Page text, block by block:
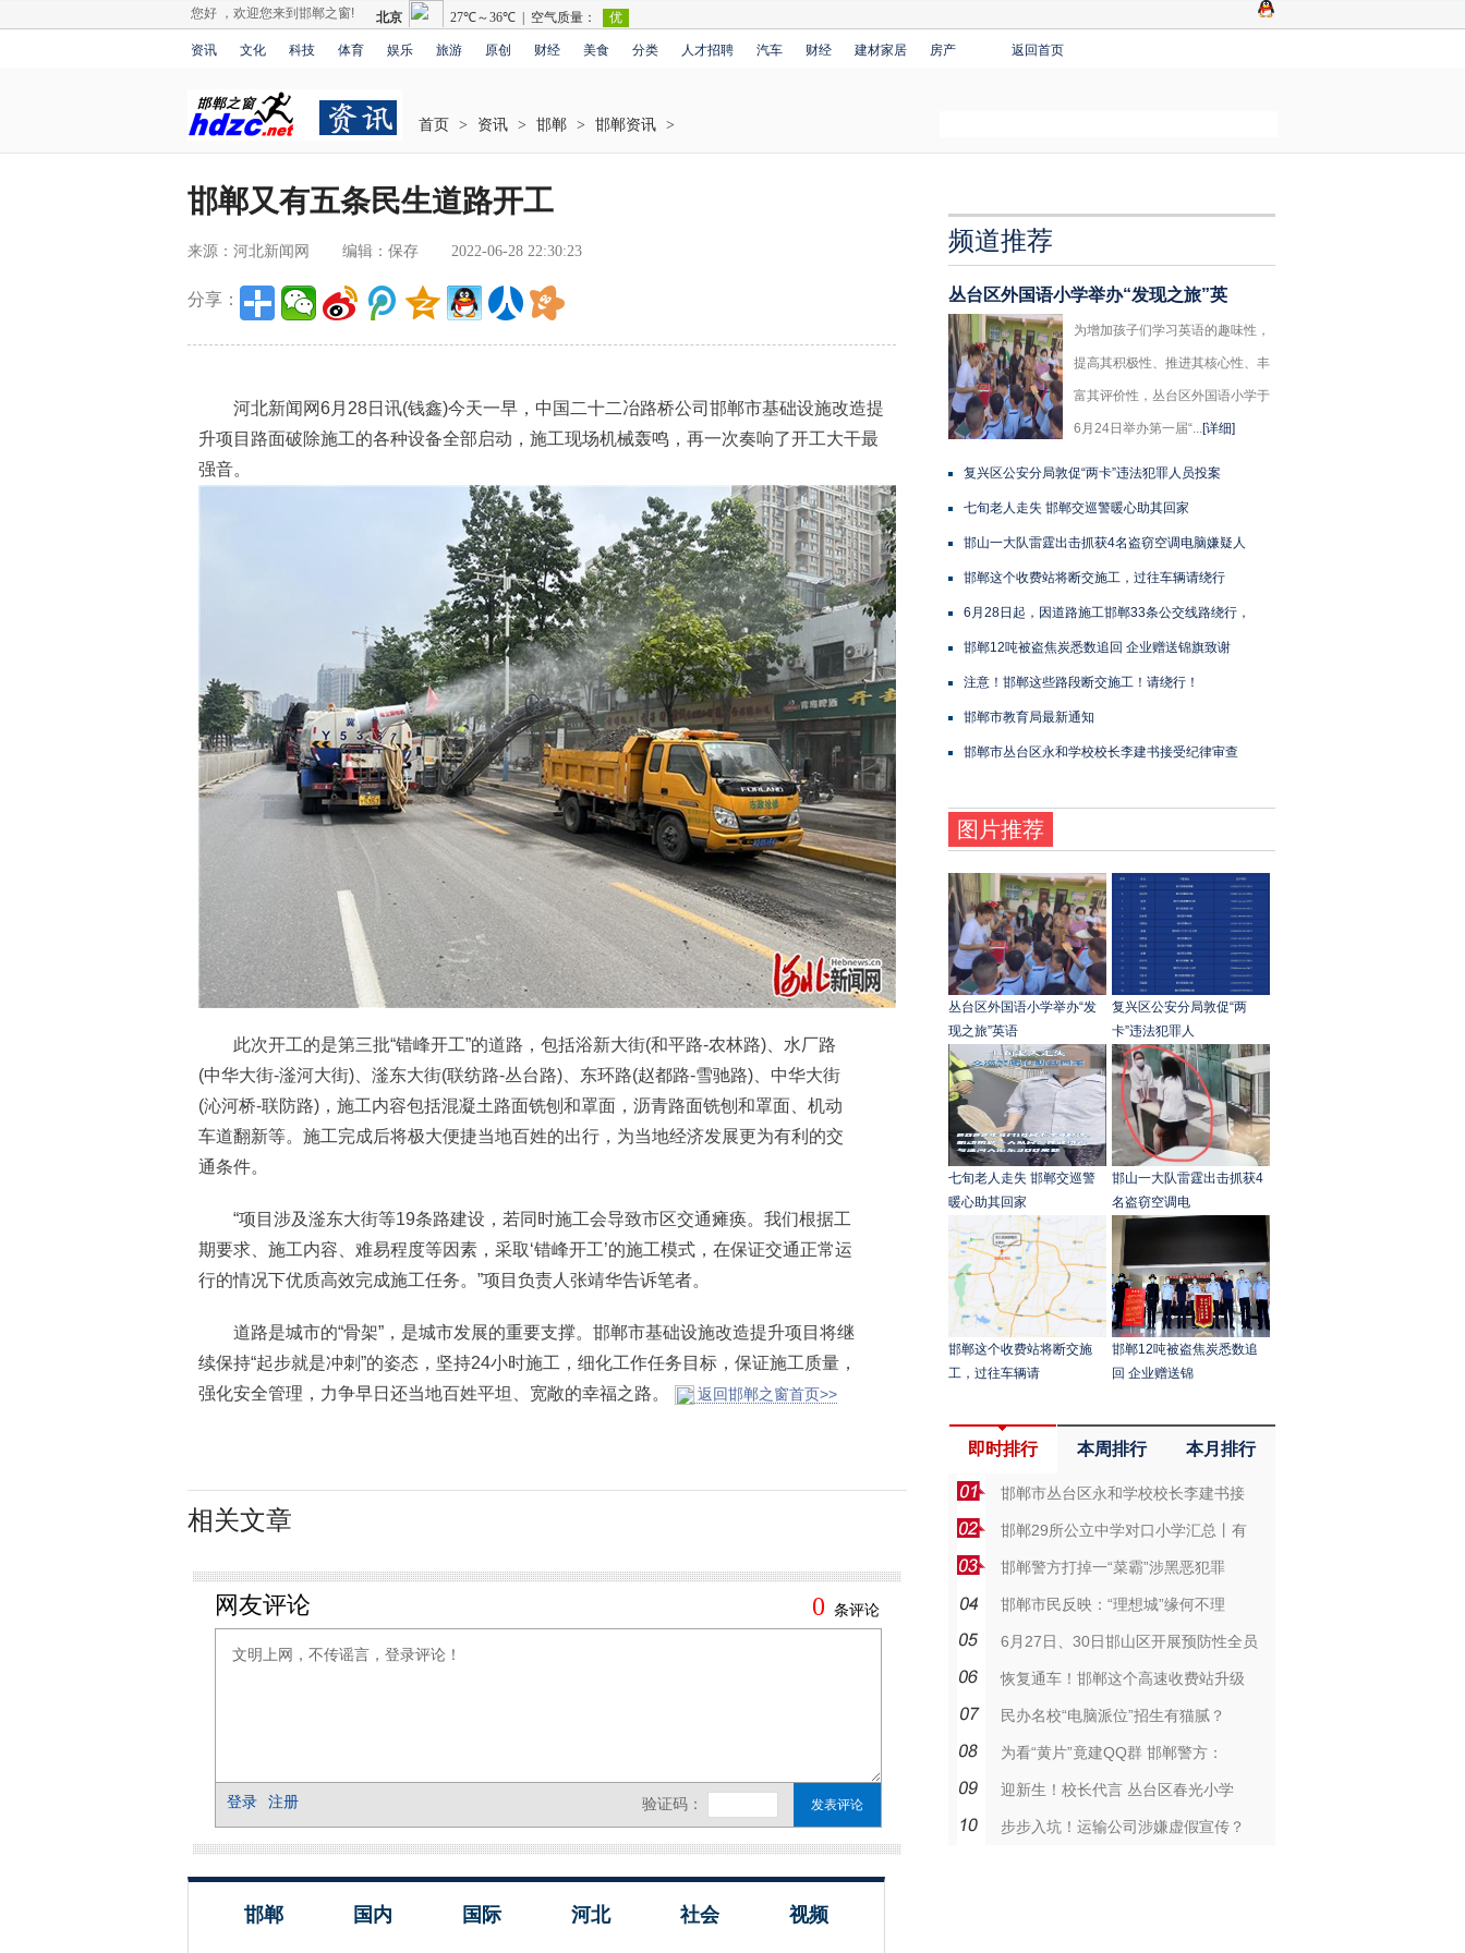
您好 ，欢迎您来到邯郸之窗!
资讯 文化 科技 体育 娱乐 旅游 原创 财经 美食 分类 人才招聘 汽车 财经 建材家居 房产 返回首页
首页 > 资讯 > 邯郸 > 邯郸资讯 >
邯郸又有五条民生道路开工
来源：河北新闻网 编辑：保存 2022-06-28 22:30:23
分享：
河北新闻网6月28日讯(钱鑫)今天一早，中国二十二冶路桥公司邯郸市基础设施改造提
升项目路面破除施工的各种设备全部启动，施工现场机械轰鸣，再一次奏响了开工大干最
强音。
此次开工的是第三批“错峰开工”的道路，包括浴新大街(和平路-农林路)、水厂路
(中华大街-滏河大街)、滏东大街(联纺路-丛台路)、东环路(赵都路-雪驰路)、中华大街
(沁河桥-联防路)，施工内容包括混凝土路面铣刨和罩面，沥青路面铣刨和罩面、机动
车道翻新等。施工完成后将极大便捷当地百姓的出行，为当地经济发展更为有利的交
通条件。
“项目涉及滏东大街等19条路建设，若同时施工会导致市区交通瘫痪。我们根据工
期要求、施工内容、难易程度等因素，采取‘错峰开工’的施工模式，在保证交通正常运
行的情况下优质高效完成施工任务。”项目负责人张靖华告诉笔者。
道路是城市的“骨架”，是城市发展的重要支撑。邯郸市基础设施改造提升项目将继
续保持“起步就是冲刺”的姿态，坚持24小时施工，细化工作任务目标，保证施工质量，
强化安全管理，力争早日还当地百姓平坦、宽敞的幸福之路。
返回邯郸之窗首页>>
相关文章
邯郸 国内 国际 河北 社会 视频
频道推荐
丛台区外国语小学举办“发现之旅”英
为增加孩子们学习英语的趣味性，
提高其积极性、推进其核心性、丰
富其评价性，丛台区外国语小学于
6月24日举办第一届“...[详细]
复兴区公安分局敦促“两卡”违法犯罪人员投案
七旬老人走失 邯郸交巡警暖心助其回家
邯山一大队雷霆出击抓获4名盗窃空调电脑嫌疑人
邯郸这个收费站将断交施工，过往车辆请绕行
6月28日起，因道路施工邯郸33条公交线路绕行，
邯郸12吨被盗焦炭悉数追回 企业赠送锦旗致谢
注意！邯郸这些路段断交施工！请绕行！
邯郸市教育局最新通知
邯郸市丛台区永和学校校长李建书接受纪律审查
图片推荐
丛台区外国语小学举办“发
现之旅”英语
复兴区公安分局敦促“两
卡”违法犯罪人
七旬老人走失 邯郸交巡警
暖心助其回家
邯山一大队雷霆出击抓获4
名盗窃空调电
邯郸这个收费站将断交施
工，过往车辆请
邯郸12吨被盗焦炭悉数追
回 企业赠送锦
即时排行 本周排行 本月排行
邯郸市丛台区永和学校校长李建书接
邯郸29所公立中学对口小学汇总丨有
邯郸警方打掉一“菜霸”涉黑恶犯罪
邯郸市民反映：“理想城”缘何不理
6月27日、30日邯山区开展预防性全员
恢复通车！邯郸这个高速收费站升级
民办名校“电脑派位”招生有猫腻？
为看“黄片”竟建QQ群 邯郸警方：
迎新生！校长代言 丛台区春光小学
步步入坑！运输公司涉嫌虚假宣传？